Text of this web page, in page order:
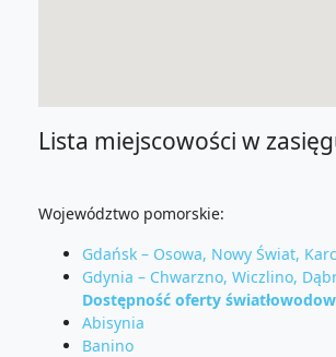
Lista miejscowości w
Województwo pomorskie:
Gdańsk – Osowa, Nowy Świat,
Gdynia – Chwarzno, Wiczlino,
Dostępność oferty
Abisynia
Banino